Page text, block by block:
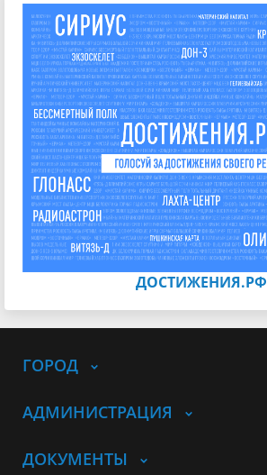
ДОСТИЖЕНИЯ.РФ
ГОРОД
АДМИНИСТРАЦИЯ
ДОКУМЕНТЫ